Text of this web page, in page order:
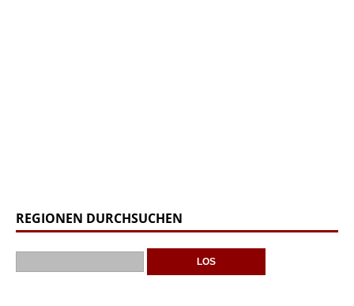
REGIONEN DURCHSUCHEN